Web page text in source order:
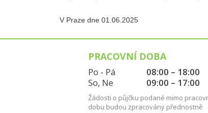
V Praze dne 01.06.2025
PRACOVNÍ DOBA
Po - Pá
08:00 – 18:00
So, Ne
09:00 – 17:00
Žádosti o půjčku podané mimo
dobu budou zpracovány přednostně